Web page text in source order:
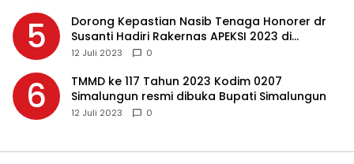
5
Dorong Kepastian Nasib Tenaga Honorer dr
Susanti Hadiri Rakernas APEKSI 2023 di
Makassar
12 Juli 2023 0
6
TMMD ke 117 Tahun 2023 Kodim 0207
Simalungun resmi dibuka Bupati Simalungun
12 Juli 2023 0